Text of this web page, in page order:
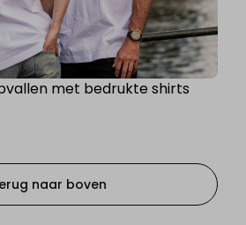
met bedrukte shirts
naar boven